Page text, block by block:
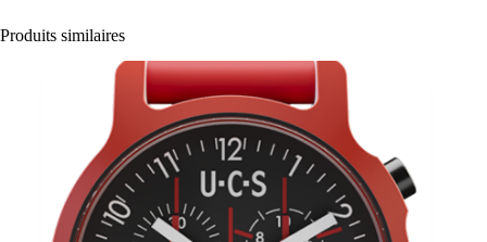
Produits similaires